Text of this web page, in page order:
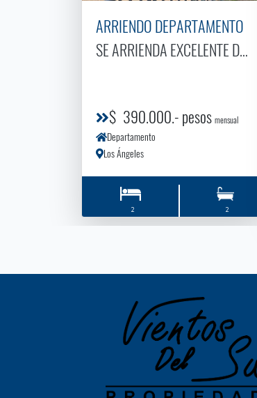
ARRIENDO DEPARTAMENTO
SE ARRIENDA EXCELENTE
$ 390.000.- pesos mensual
Departamento
Los Ángeles
2 2